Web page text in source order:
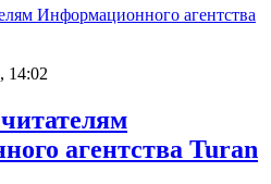
14:02
агентства Turan